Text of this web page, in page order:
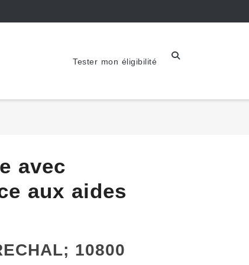
Tester mon éligibilité
avec
aux aides
10800